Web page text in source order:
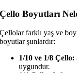
Çello Boyutları
Çellolar farklı yaş ve
boyutlar şunlardır:
1/10 ve 1/8 Çello:
uygundur.